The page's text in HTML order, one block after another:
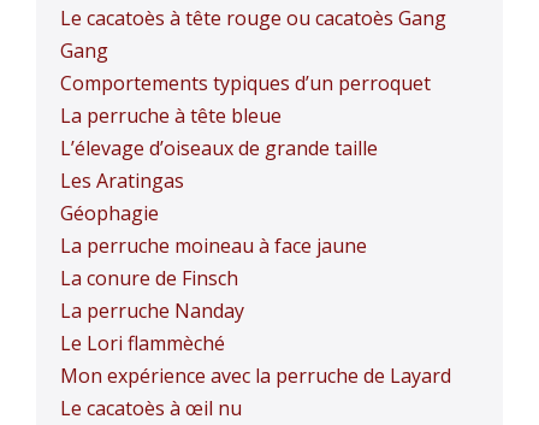
Le cacatoès à tête rouge ou cacatoès Gang
Gang
Comportements typiques d’un perroquet
La perruche à tête bleue
L’élevage d’oiseaux de grande taille
Les Aratingas
Géophagie
La perruche moineau à face jaune
La conure de Finsch
La perruche Nanday
Le Lori flammèché
Mon expérience avec la perruche de Layard
Le cacatoès à œil nu